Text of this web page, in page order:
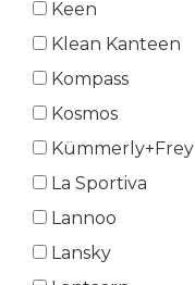
Keen
Klean Kanteen
Kompass
Kosmos
Kümmerly+Frey
La Sportiva
Lannoo
Lansky